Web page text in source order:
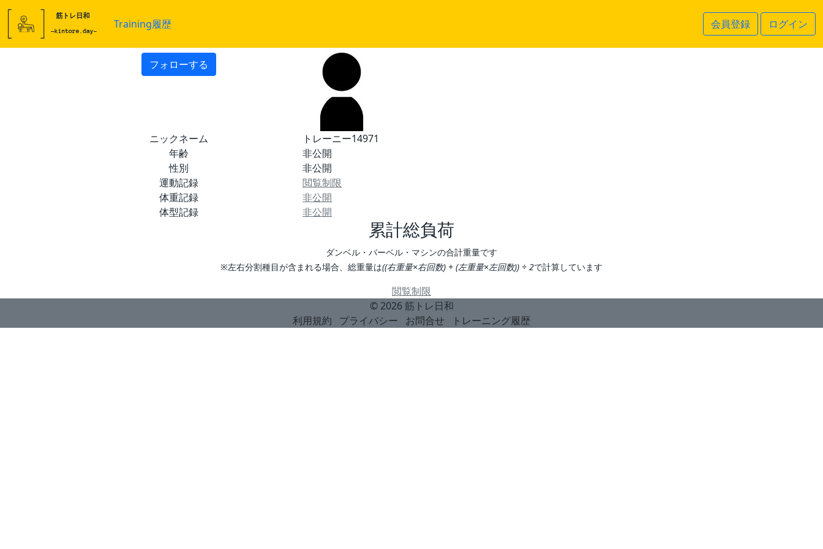
Training履歴 会員登録 ログイン
フォローする
ニックネーム
トレーニー14971
年齢
非公開
性別
非公開
運動記録
閲覧制限
体重記録
非公開
体型記録
非公開
累計総負荷
ダンベル・バーベル・マシンの合計重量です
※左右分割種目が含まれる場合、総重量は((右重量×右回数) + (左重量×左回数)) ÷ 2で計算しています
閲覧制限
© 2026 筋トレ日和
利用規約
プライバシー お問合せ トレーニング履歴